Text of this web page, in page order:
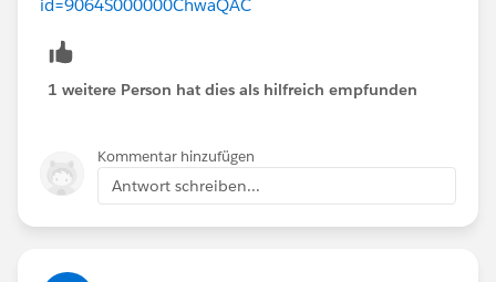
id=9064S000000ChwaQAC
1 weitere Person hat dies als hilfreich empfunden
Kommentar hinzufügen
Antwort schreiben...